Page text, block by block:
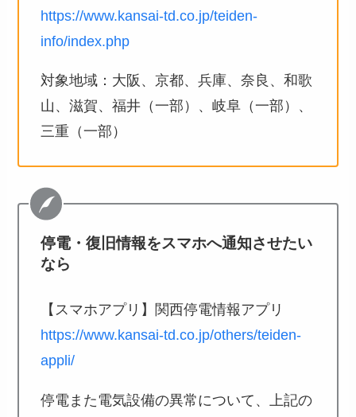
https://www.kansai-td.co.jp/teiden-
info/index.php
対象地域：大阪、京都、兵庫、奈良、和歌
山、滋賀、福井（一部）、岐阜（一部）、
三重（一部）
停電・復旧情報をスマホへ通知させたい
なら
【スマホアプリ】関西停電情報アプリ
https://www.kansai-td.co.jp/others/teiden-
appli/
停電また電気設備の異常について、上記の